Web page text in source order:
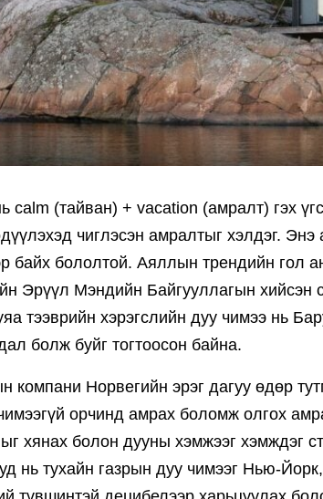
calm (тайван) + vacation (амралт) гэх
чиглэсэн амралтыг хэлдэг.
байх бололтой. Аяллын трендийн гол
Эрүүл Мэндийн Байгууллагын хийсэн
тээврийн хэрэгслийн дуу чимээ нь
болж буйг тогтоосон байна.
компани Норвегийн эрэг дагуу өдөр
орчинд амрах боломж олгох
хянах болон дууны хэмжээг хэмждэг
нь тухайн газрын дуу чимээг Нью-